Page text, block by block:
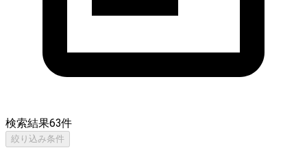
検索結果63件
絞り込み条件